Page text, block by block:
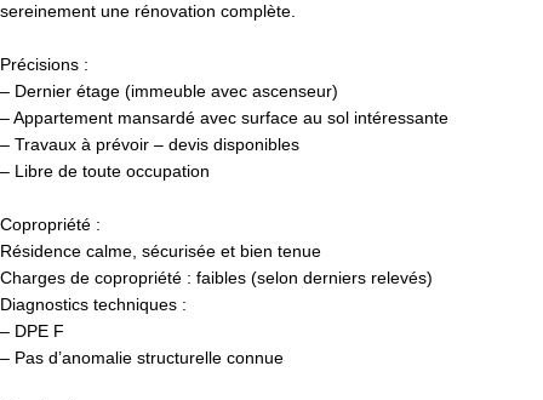
sereinement une rénovation complète.
Précisions :
– Dernier étage (immeuble avec ascenseur)
– Appartement mansardé avec surface au sol intéressante
– Travaux à prévoir – devis disponibles
– Libre de toute occupation
Copropriété :
Résidence calme, sécurisée et bien tenue
Charges de copropriété : faibles (selon derniers relevés)
Diagnostics techniques :
– DPE F
– Pas d’anomalie structurelle connue